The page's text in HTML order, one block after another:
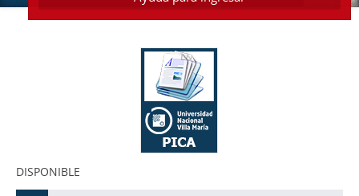
DISPONIBLE